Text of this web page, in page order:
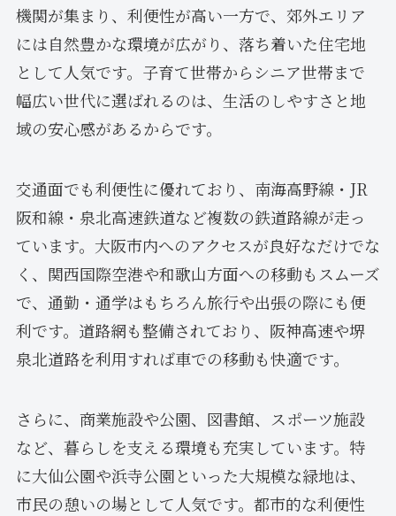
機関が集まり、利便性が高い一方で、郊外エリア
には自然豊かな環境が広がり、落ち着いた住宅地
として人気です。子育て世帯からシニア世帯まで
幅広い世代に選ばれるのは、生活のしやすさと地
域の安心感があるからです。
交通面でも利便性に優れており、南海高野線・JR
阪和線・泉北高速鉄道など複数の鉄道路線が走っ
ています。大阪市内へのアクセスが良好なだけでな
く、関西国際空港や和歌山方面への移動もスムーズ
で、通勤・通学はもちろん旅行や出張の際にも便
利です。道路網も整備されており、阪神高速や堺
泉北道路を利用すれば車での移動も快適です。
さらに、商業施設や公園、図書館、スポーツ施設
など、暮らしを支える環境も充実しています。特
に大仙公園や浜寺公園といった大規模な緑地は、
市民の憩いの場として人気です。都市的な利便性